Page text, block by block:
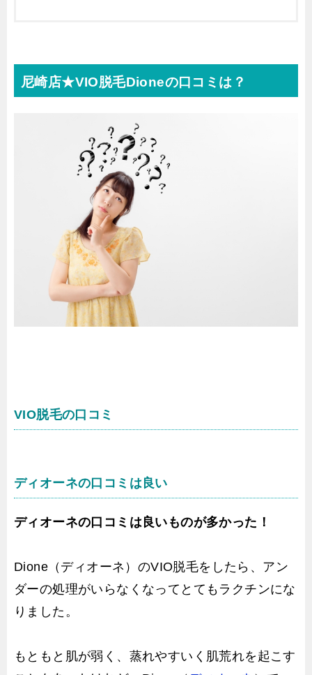
尼崎店★VIO脱毛Dioneの口コミは？
VIO脱毛の口コミ
ディオーネの口コミは良い
ディオーネの口コミは良いものが多かった！
Dione（ディオーネ）のVIO脱毛をしたら、アン
ダーの処理がいらなくなってとてもラクチンにな
りました。
もともと肌が弱く、蒸れやすいく肌荒れを起こす